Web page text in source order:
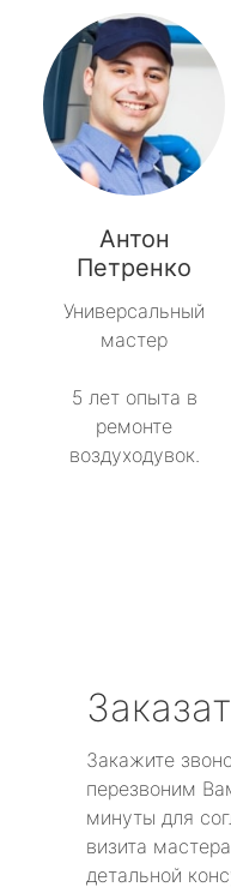
Антон
Петренко
Универсальный
мастер
5 лет опыта в
ремонте
воздуходувок.
Закажите
перезвоним
минуты для
визита
детальной